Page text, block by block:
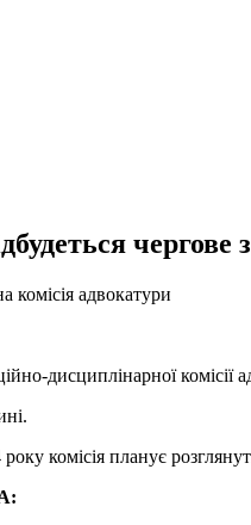
комісія адвокатури
дисциплінарної
комісія планує